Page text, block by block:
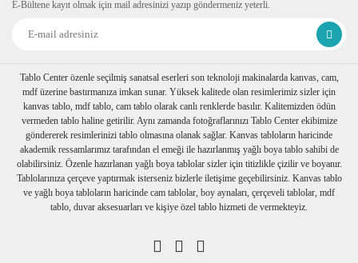
E-Bültene kayıt olmak için mail adresinizi yazıp göndermeniz yeterli.
Tablo Center özenle seçilmiş sanatsal eserleri son teknoloji makinalarda kanvas, cam,
mdf üzerine bastırmanıza imkan sunar. Yüksek kalitede olan resimlerimiz sizler için
kanvas tablo, mdf tablo, cam tablo olarak canlı renklerde basılır. Kalitemizden ödün
vermeden tablo haline getirilir. Aynı zamanda fotoğraflarınızı Tablo Center ekibimize
göndererek resimlerinizi tablo olmasına olanak sağlar. Kanvas tabloların haricinde
akademik ressamlarımız tarafından el emeği ile hazırlanmış yağlı boya tablo sahibi de
olabilirsiniz. Özenle hazırlanan yağlı boya tablolar sizler için titizlikle çizilir ve boyanır.
Tablolarınıza çerçeve yaptırmak isterseniz bizlerle iletişime geçebilirsiniz. Kanvas tablo
ve yağlı boya tabloların haricinde cam tablolar, boy aynaları, çerçeveli tablolar, mdf
tablo, duvar aksesuarları ve kişiye özel tablo hizmeti de vermekteyiz.